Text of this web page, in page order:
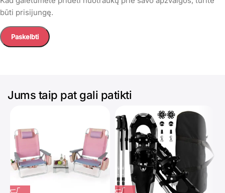
būti prisijungę.
Jums taip pat gali patikti